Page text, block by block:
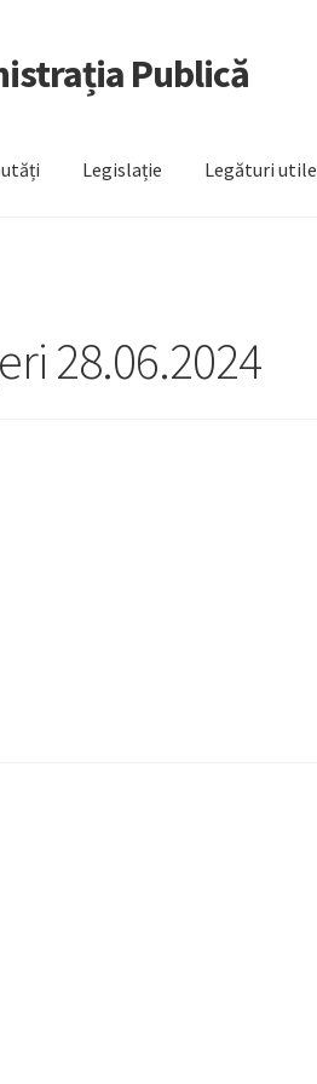
Publică
Legislație Legături utile
28.06.2024